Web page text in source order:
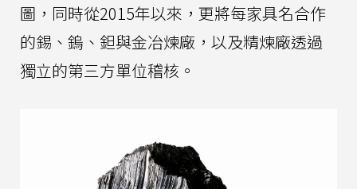
圖，同時從2015年以來，更將每家具名合作
的錫、鎢、鉭與金冶煉廠，以及精煉廠透過
獨立的第三方單位稽核。